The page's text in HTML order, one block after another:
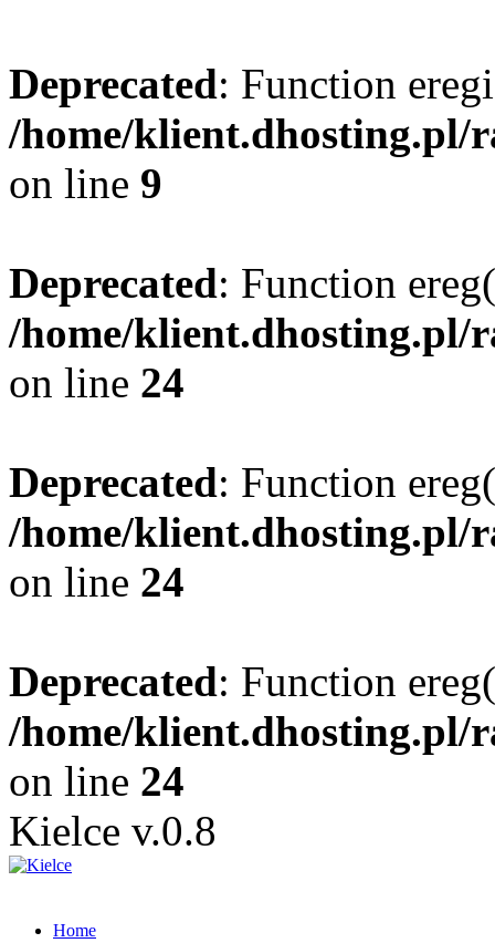
Deprecated: Function
/home/klient.dhosting.pl/
on line 9
Deprecated: Function
/home/klient.dhosting.pl/
on line 24
Deprecated: Function
/home/klient.dhosting.pl/
on line 24
Deprecated: Function
/home/klient.dhosting.pl/
on line 24
Kielce v.0.8
Home